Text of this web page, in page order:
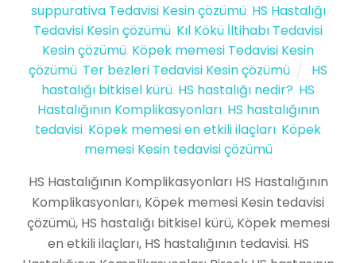
suppurativa Tedavisi Kesin çözümü, HS Hastalığı
Tedavisi Kesin çözümü Kıl Kökü İltihabı Tedavisi
Kesin çözümü Köpek memesi Tedavisi Kesin
çözümü, Ter bezleri Tedavisi Kesin çözümü
HS
hastalığı bitkisel kürü HS hastalığı nedir? HS
Hastalığının Komplikasyonları, HS hastalığının
tedavisi Köpek memesi en etkili ilaçları Köpek
memesi Kesin tedavisi çözümü
HS Hastalığının Komplikasyonları HS Hastalığının
Komplikasyonları, Köpek memesi Kesin tedavisi
çözümü, HS hastalığı bitkisel kürü, Köpek memesi
en etkili ilaçları, HS hastalığının tedavisi. HS